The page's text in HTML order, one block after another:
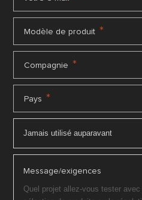
Modèle de produit *
Compagnie *
Pays *
Message/exigences